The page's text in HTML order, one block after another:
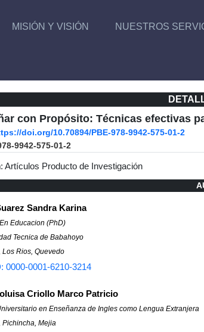
MISIÓN Y VISIÓN NUESTROS
con Propósito: Técnicas efectivas
doi.org/10.70894/PBE-978-9942-575-01-2
9942-575-01-2
Artículos Producto de Investigación
Sandra Karina
Educacion (PhD)
Tecnica de Babahoyo
Los Rios, Quevedo
0000-0001-6210-3214
Criollo Marco Patricio
en Enseñanza de Ingles como Lengua Extranjera
Pichincha, Mejia